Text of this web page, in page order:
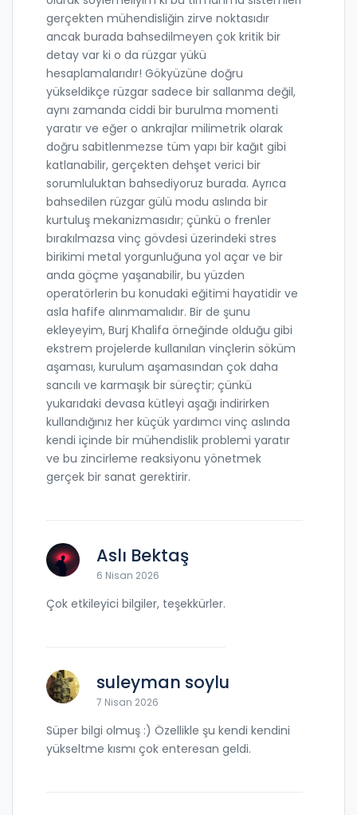
gerçekten mühendisliğin zirve noktasıdır
ancak burada bahsedilmeyen çok kritik bir
detay var ki o da rüzgar yükü
hesaplamalarıdır! Gökyüzüne doğru
yükseldikçe rüzgar sadece bir sallanma değil,
aynı zamanda ciddi bir burulma momenti
yaratır ve eğer o ankrajlar milimetrik olarak
doğru sabitlenmezse tüm yapı bir kağıt gibi
katlanabilir, gerçekten dehşet verici bir
sorumluluktan bahsediyoruz burada. Ayrıca
bahsedilen rüzgar gülü modu aslında bir
kurtuluş mekanizmasıdır; çünkü o frenler
bırakılmazsa vinç gövdesi üzerindeki stres
birikimi metal yorgunluğuna yol açar ve bir
anda göçme yaşanabilir, bu yüzden
operatörlerin bu konudaki eğitimi hayatidir ve
asla hafife alınmamalıdır. Bir de şunu
ekleyeyim, Burj Khalifa örneğinde olduğu gibi
ekstrem projelerde kullanılan vinçlerin söküm
aşaması, kurulum aşamasından çok daha
sancılı ve karmaşık bir süreçtir; çünkü
yukarıdaki devasa kütleyi aşağı indirirken
kullandığınız her küçük yardımcı vinç aslında
kendi içinde bir mühendislik problemi yaratır
ve bu zincirleme reaksiyonu yönetmek
gerçek bir sanat gerektirir.
Aslı Bektaş
6 Nisan 2026
Çok etkileyici bilgiler, teşekkürler.
suleyman soylu
7 Nisan 2026
Süper bilgi olmuş :) Özellikle şu kendi kendini
yükseltme kısmı çok enteresan geldi.